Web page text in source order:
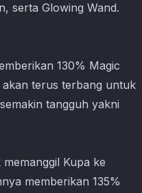
serta Glowing Wand.
130% Magic
akan terus terbang untuk
tangguh yakni
Kupa ke
memberikan 135%